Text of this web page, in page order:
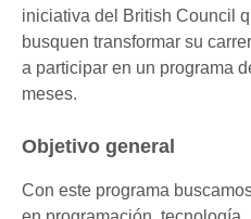
iniciativa del British Council
busquen transformar su
a participar en un programa
meses.
Objetivo general
Con este programa